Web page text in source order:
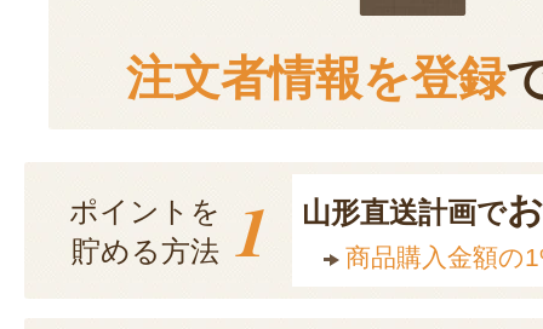
注文者情報を登録
ポイントを
貯める方法 1 山形直送計画で
商品購入金額の